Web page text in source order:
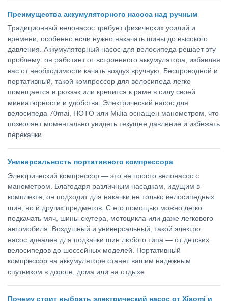
Преимущества аккумуляторного насоса над ручным
Традиционный велонасос требует физических усилий и
времени, особенно если нужно накачать шины до высокого
давления. Аккумуляторный насос для велосипеда решает эту
проблему: он работает от встроенного аккумулятора, избавляя
вас от необходимости качать воздух вручную. Беспроводной и
портативный, такой компрессор для велосипеда легко
помещается в рюкзак или крепится к раме в силу своей
миниатюрности и удобства. Электрический насос для
велосипеда 70mai, HOTO или MiJia оснащен манометром, что
позволяет моментально увидеть текущее давление и избежать
перекачки.
Универсальность портативного компрессора
Электрический компрессор — это не просто велонасос с
манометром. Благодаря различным насадкам, идущим в
комплекте, он подходит для накачки не только велосипедных
шин, но и других предметов. С его помощью можно легко
подкачать мяч, шины скутера, мотоцикла или даже легкового
автомобиля. Воздушный и универсальный, такой электро
насос идеален для подкачки шин любого типа — от детских
велосипедов до шоссейных моделей. Портативный
компрессор на аккумуляторе станет вашим надежным
спутником в дороге, дома или на отдыхе.
Почему стоит выбрать электрический насос от Xiaomi и